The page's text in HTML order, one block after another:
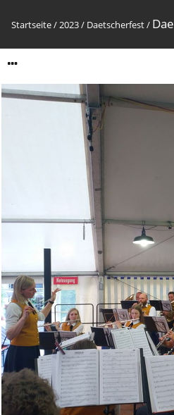
Startseite/2023/ Daetscherfest/